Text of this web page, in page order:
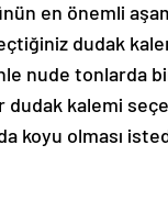
en önemli
dudak
nude tonlarda
dudak kalemi
koyu olması